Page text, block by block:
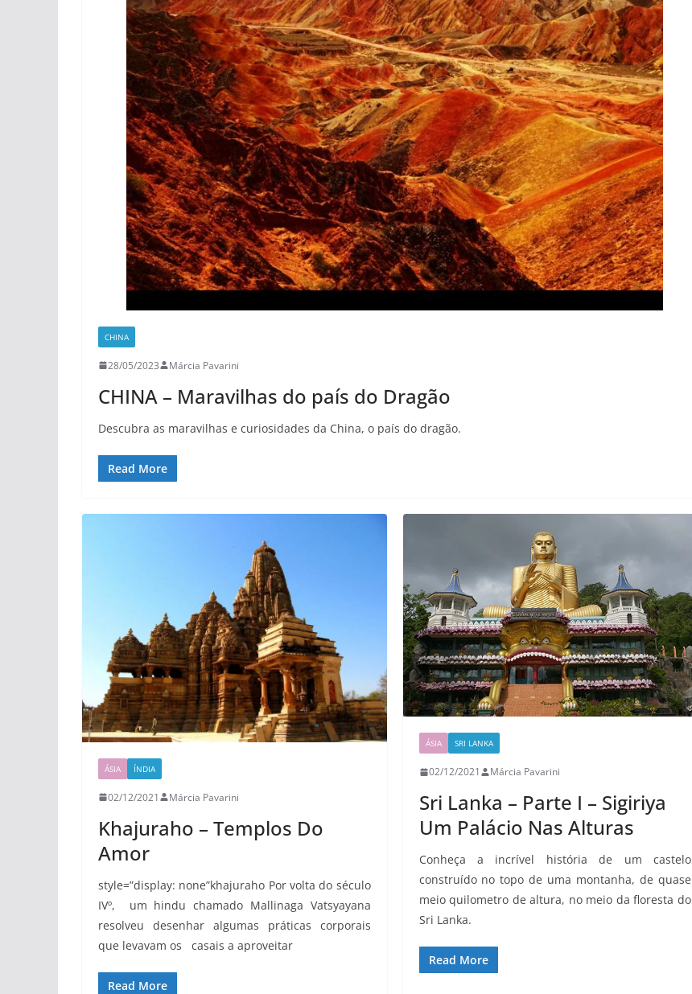
CHINA
28/05/2023 Márcia Pavarini
CHINA – Maravilhas do país do Dragão
Descubra as maravilhas e curiosidades da China, o país do dragão.
Read More
ÁSIA ÍNDIA
02/12/2021 Márcia Pavarini
Khajuraho – Templos Do
Amor
style=”display: none”khajuraho Por volta do século
IVº, um hindu chamado Mallinaga Vatsyayana
resolveu desenhar algumas práticas corporais
que levavam os casais a aproveitar
Read More
ÁSIA SRI LANKA
02/12/2021 Márcia Pavarini
Sri Lanka – Parte I – Sigiriya
Um Palácio Nas Alturas
Conheça a incrível história de um castelo
construído no topo de uma montanha, de quase
meio quilometro de altura, no meio da floresta do
Sri Lanka.
Read More